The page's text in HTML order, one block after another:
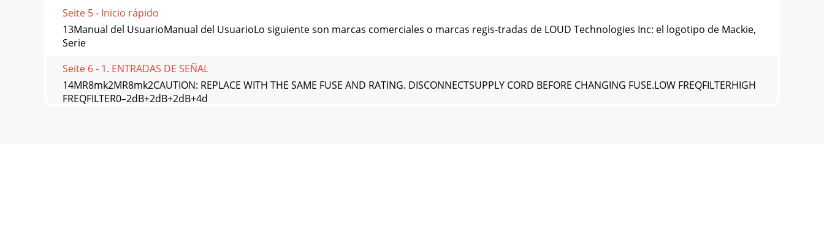
Seite 5 - Inicio rápido
13Manual del UsuarioManual del UsuarioLo siguiente son marcas comerciales o marcas regis-tradas de LOUD Technologies Inc: el logotipo de Mackie,
Serie
Seite 6 - 1. ENTRADAS DE SEÑAL
14MR8mk2MR8mk2CAUTION: REPLACE WITH THE SAME FUSE AND RATING. DISCONNECTSUPPLY CORD BEFORE CHANGING FUSE.LOW FREQFILTERHIGH
FREQFILTER0–2dB+2dB+2dB+4d